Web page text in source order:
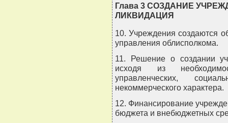
Глава 3 СОЗДАНИЕ
ЛИКВИДАЦИЯ
10. Учреждения создаются
управления облисполкома.
11. Решение о создании
исходя из
управленческих,
некоммерческого характера.
12. Финансирование
бюджета и внебюджетных